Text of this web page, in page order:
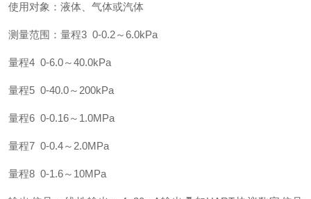
使用对象：液体、气体或汽体
测量范围：量程3 0-0.2～6.0kPa
量程4 0-6.0～40.0kPa
量程5 0-40.0～200kPa
量程6 0-0.16～1.0MPa
量程7 0-0.4～2.0MPa
量程8 0-1.6～10MPa